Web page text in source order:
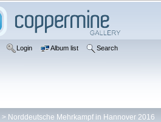
Login Album list Search
> Norddeutsche Mehrkampf in Hannover 2016